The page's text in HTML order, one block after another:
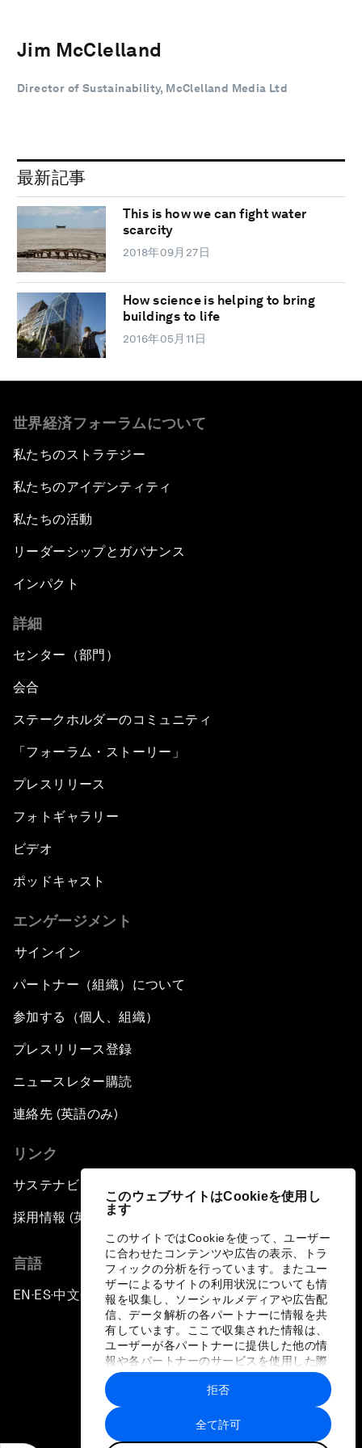
このウェブサイトはCookieを使用し
ます
このサイトではCookieを使って、ユーザー
に合わせたコンテンツや広告の表示、トラ
フィックの分析を行っています。またユー
ザーによるサイトの利用状況についても情
報を収集し、ソーシャルメディアや広告配
信、データ解析の各パートナーに情報を共
有しています。ここで収集された情報は、
ユーザーが各パートナーに提供した他の情
報や各パートナーのサービスを使用した際
に収集された情報と組み合わされ、各パー
トナーによって使用されることがありま
す。
全て許可
拒否
Jim McClelland
Director of Sustainability, McClelland Media Ltd
最新記事
This is how we can fight water
scarcity
2018年09月27日
How science is helping to bring
buildings to life
2016年05月11日
世界経済フォーラムについて
私たちのストラテジー
私たちのアイデンティティ
私たちの活動
リーダーシップとガバナンス
インパクト
詳細
センター（部門）
会合
ステークホルダーのコミュニティ
「フォーラム・ストーリー」
プレスリリース
フォトギャラリー
ビデオ
ポッドキャスト
エンゲージメント
サインイン
パートナー（組織）について
参加する（個人、組織）
プレスリリース登録
ニュースレター購読
連絡先 (英語のみ)
リンク
サステナビリティへの取り組み
採用情報 (英語のみ)
言語
EN ▪ES▪中文▪ 日本語
プライバシーポリシーと利用規約
サイトマップ